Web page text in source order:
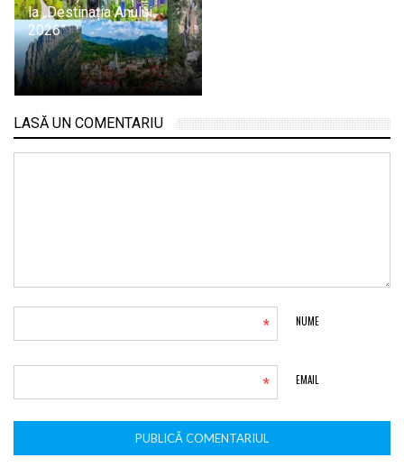
la „Destinația Anului
2026”
LASĂ UN COMENTARIU
NUME
*
EMAIL
*